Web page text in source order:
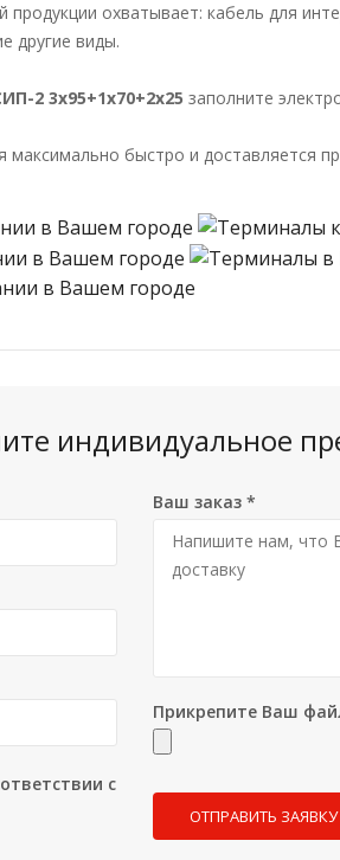
продукции охватывает: кабель для
другие виды.
2 3х95+1х70+2х25 заполните
максимально быстро и доставляется
индивидуальное
с
Ваш заказ *
Прикрепите Ваш